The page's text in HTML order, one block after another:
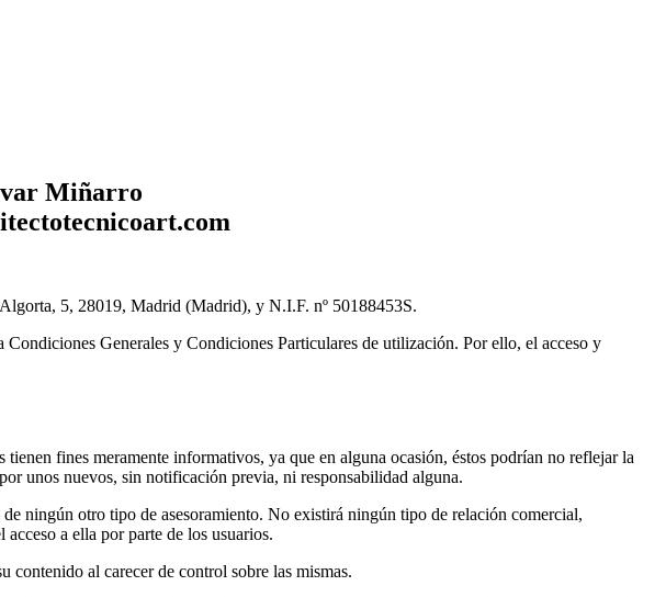
Miñarro
5, 28019, Madrid (Madrid), y N.I.F. nº 50188453S.
Generales y Condiciones Particulares de utilización. Por ello, el acceso y
fines meramente informativos, ya que en alguna ocasión, éstos podrían no reflejar la
unos nuevos, sin notificación previa, ni responsabilidad alguna.
ningún otro tipo de asesoramiento. No existirá ningún tipo de relación comercial,
a ella por parte de los usuarios.
contenido al carecer de control sobre las mismas.